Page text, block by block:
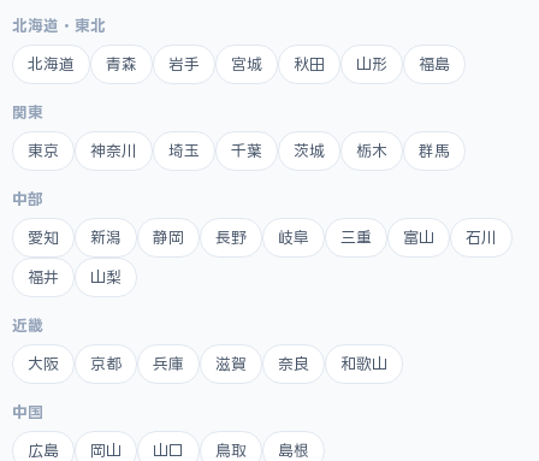
北海道・東北
北海道 青森 岩手 宮城 秋田 山形 福島
関東
東京 神奈川 埼玉 千葉 茨城 栃木 群馬
中部
愛知 新潟 静岡 長野 岐阜 三重 富山 石川
福井 山梨
近畿
大阪 京都 兵庫 滋賀 奈良 和歌山
中国
広島 岡山 山口 鳥取 島根